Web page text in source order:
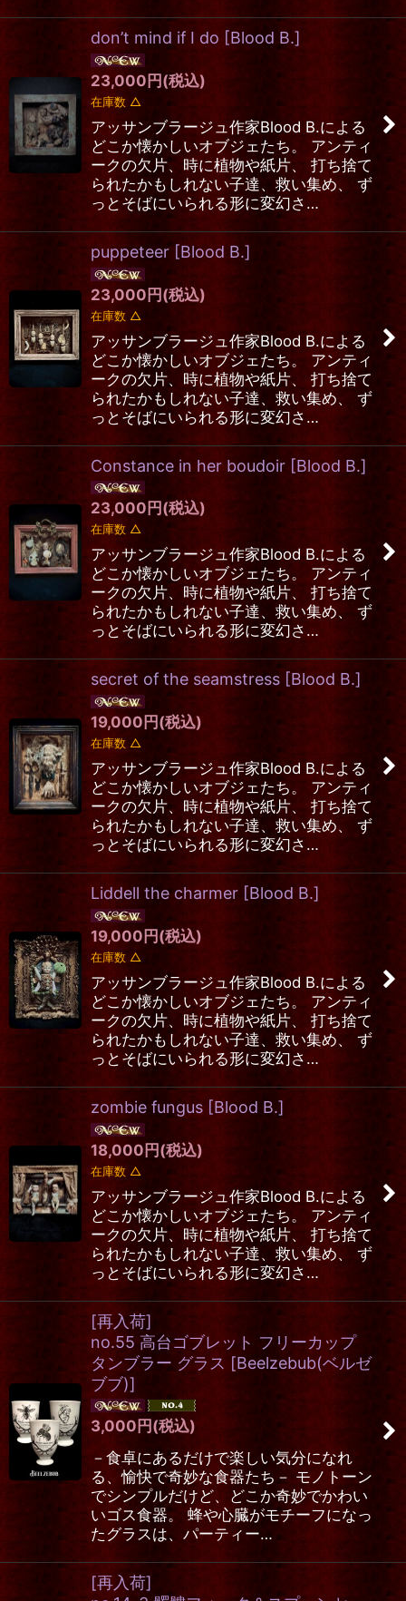
don’t mind if I do [Blood B.]
23,000 円 (税込)
在庫数 △
アッサンブラージュ作家Blood B.による
どこか懐かしいオブジェたち。 アンティ
ークの欠片、時に植物や紙片、 打ち捨て
られたかもしれない子達、救い集め、 ず
っとそばにいられる形に変幻さ…
puppeteer [Blood B.]
23,000円(税込)
在庫数 △
アッサンブラージュ作家Blood B.による
どこか懐かしいオブジェたち。 アンティ
ークの欠片、時に植物や紙片、 打ち捨て
られたかもしれない子達、救い集め、 ず
っとそばにいられる形に変幻さ…
Constance in her boudoir [Blood B.]
23,000 円 (税込)
在庫数 △
アッサンブラージュ作家Blood B.による
どこか懐かしいオブジェたち。 アンティ
ークの欠片、時に植物や紙片、 打ち捨て
られたかもしれない子達、救い集め、 ず
っとそばにいられる形に変幻さ…
secret of the seamstress [Blood B.]
19,000 円 (税込)
在庫数 △
アッサンブラージュ作家Blood B.による
どこか懐かしいオブジェたち。 アンティ
ークの欠片、時に植物や紙片、 打ち捨て
られたかもしれない子達、救い集め、 ず
っとそばにいられる形に変幻さ…
Liddell the charmer [Blood B.]
19,000円(税込)
在庫数 △
アッサンブラージュ作家Blood B.による
どこか懐かしいオブジェたち。 アンティ
ークの欠片、時に植物や紙片、 打ち捨て
られたかもしれない子達、救い集め、 ず
っとそばにいられる形に変幻さ…
zombie fungus [Blood B.]
18,000円(税込)
在庫数 △
アッサンブラージュ作家Blood B.による
どこか懐かしいオブジェたち。 アンティ
ークの欠片、時に植物や紙片、 打ち捨て
られたかもしれない子達、救い集め、 ず
っとそばにいられる形に変幻さ…
[再入荷]
no.55 高台ゴブレット フリーカップ
タンブラー グラス [Beelzebub(ベルゼ
ブブ)]
3,000 円 (税込)
－食卓にあるだけで楽しい気分になれ
る、愉快で奇妙な食器たち－ モノトーン
でシンプルだけど、どこか奇妙でかわい
いゴス食器。 蜂や心臓がモチーフになっ
たグラスは、パーティー…
[再入荷]